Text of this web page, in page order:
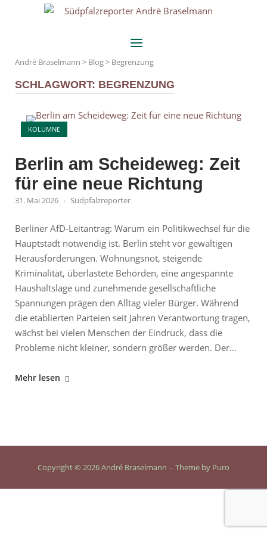
Home
Menu
André Braselmann > Blog> Begrenzung
SCHLAGWORT: BEGRENZUNG
KOLUMNE
Open post
Berlin am Scheideweg: Zeit
für eine neue Richtung
31. Mai 2026 Südpfalzreporter
Berliner AfD-Leitantrag: Warum ein Politikwechsel für die
Hauptstadt notwendig ist. Berlin steht vor gewaltigen
Herausforderungen. Wohnungsnot, steigende
Kriminalität, überlastete Behörden, eine angespannte
Haushaltslage und zunehmende gesellschaftliche
Spannungen prägen den Alltag vieler Bürger. Während
die etablierten Parteien seit Jahren Verantwortung tragen,
wächst bei vielen Menschen der Eindruck, dass die
Probleme nicht kleiner, sondern größer werden. Der...
"Berlin
Mehr lesen
Copyright © 2026 André Braselmann Theme by Puro